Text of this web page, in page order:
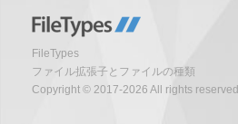
FileTypes
ファイル拡張子とファイルの種類
Copyright © 2017-2026 All rights reserved